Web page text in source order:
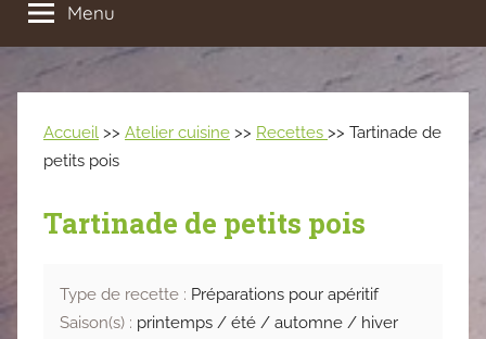
Menu
Accueil >> Atelier cuisine >> Recettes >> Tartinade de
petits pois
Tartinade de petits pois
Type de recette : Préparations pour apéritif
Saison(s) : printemps / été / automne / hiver